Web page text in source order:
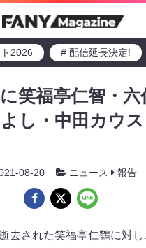
2026 # 配信延長決定!
笑福亭仁智・六
し・中田カウ
08-20 ニュース 報告
去された笑福亭仁鶴に対